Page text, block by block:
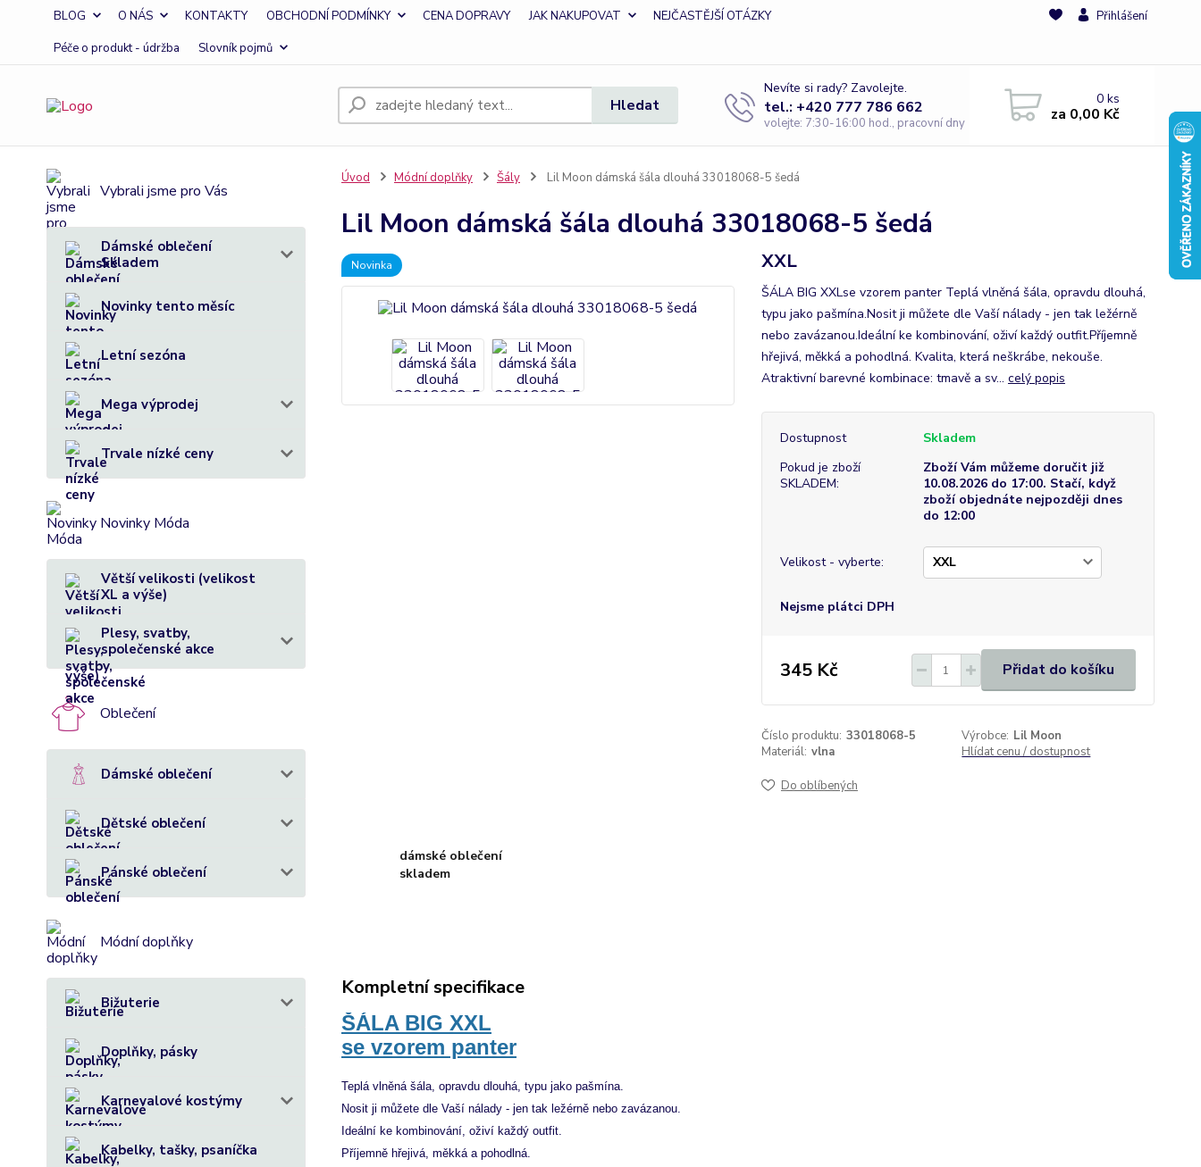
BLOG O NÁS KONTAKTY OBCHODNÍ PODMÍNKY CENA DOPRAVY JAK NAKUPOVAT
NEJČASTĚJŠÍ OTÁZKY
Péče o produkt - údržba
Slovník pojmů
Přihlášení
Hledat
Nevíte si rady? Zavolejte.
tel.: +420 777 786 662
volejte: 7:30-16:00 hod., pracovní dny
0ks
za 0,00 Kč
Vybrali jsme pro Vás
Dámské oblečení
Skladem
Novinky tento měsíc
Letní sezóna
Mega výprodej
Trvale nízké ceny
Novinky Móda
Větší velikosti (velikost
XL a výše)
Plesy, svatby,
společenské akce
Oblečení
Dámské oblečení
Dětské oblečení
Pánské oblečení
Módní doplňky
Bižuterie
Doplňky, pásky
Karnevalové kostýmy
Kabelky, tašky, psaníčka
Úvod Módní doplňky Šály Lil Moon dámská šála dlouhá 33018068-5 šedá
Lil Moon dámská šála dlouhá 33018068-5 šedá
Novinka XXL
ŠÁLA BIG XXLse vzorem panter Teplá vlněná šála, opravdu dlouhá,
typu jako pašmína.Nosit ji můžete dle Vaší nálady - jen tak ležérně
nebo zavázanou.Ideální ke kombinování, oživí každý outfit.Příjemně
hřejivá, měkká a pohodlná. Kvalita, která neškrábe, nekouše.
Atraktivní barevné kombinace: tmavě a sv... celý popis
Dostupnost
Skladem
Pokud je zboží
SKLADEM:
Zboží Vám můžeme doručit již
10.08.2026 do 17:00. Stačí, když
zboží objednáte nejpozději dnes
do 12:00
Velikost - vyberte:
Nejsme plátci DPH
345 Kč Přidat do košíku
Číslo produktu: 33018068-5 Výrobce: Lil Moon
Materiál: vlna Hlídat cenu / dostupnost
Do oblíbených
dámské oblečení
skladem
Kompletní specifikace
ŠÁLA BIG XXL
se vzorem panter
Teplá vlněná šála, opravdu dlouhá, typu jako pašmína.
Nosit ji můžete dle Vaší nálady - jen tak ležérně nebo zavázanou.
Ideální ke kombinování, oživí každý outfit.
Příjemně hřejivá, měkká a pohodlná.